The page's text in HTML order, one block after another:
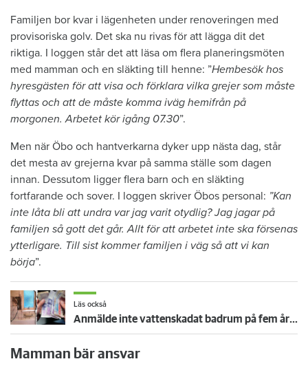
Familjen bor kvar i lägenheten under renoveringen med
provisoriska golv. Det ska nu rivas för att lägga dit det
riktiga. I loggen står det att läsa om flera planeringsmöten
med mamman och en släkting till henne: ”Hembesök hos
hyresgästen för att visa och förklara vilka grejer som måste
flyttas och att de måste komma iväg hemifrån på
morgonen. Arbetet kör igång 07.30”.
Men när Öbo och hantverkarna dyker upp nästa dag, står
det mesta av grejerna kvar på samma ställe som dagen
innan. Dessutom ligger flera barn och en släkting
fortfarande och sover. I loggen skriver Öbos personal: ”Kan
inte låta bli att undra var jag varit otydlig? Jag jagar på
familjen så gott det går. Allt för att arbetet inte ska försenas
ytterligare. Till sist kommer familjen i väg så att vi kan
börja”.
Läs också
Anmälde inte vattenskadat badrum på fem år – krävs på 125 000 kronor
Mamman bär ansvar